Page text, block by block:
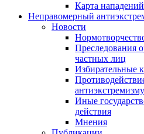
Карта
Неправомерный
Новости
Преследования
частных лиц
Избирательные
антиэкстремизму
Иные
действия
Мнения